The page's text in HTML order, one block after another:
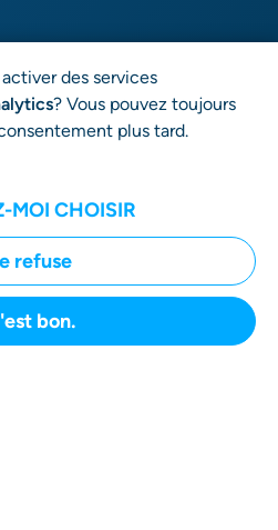
des services
? Vous pouvez toujours
plus tard.
MOI CHOISIR
refuse
bon.